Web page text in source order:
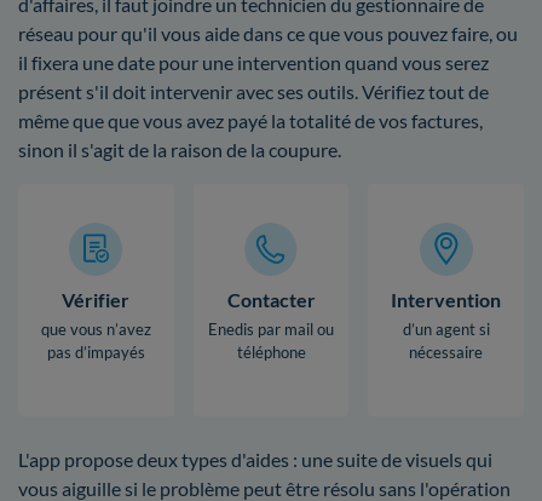
réseau pour qu'il vous aide dans ce que vous pouvez faire, ou
il fixera une date pour une intervention quand vous serez
présent s'il doit intervenir avec ses outils. Vérifiez tout de
même que que vous avez payé la totalité de vos factures,
sinon il s'agit de la raison de la coupure.
Vérifier
que vous n’avez
pas d’impayés
Contacter
Enedis par mail ou
téléphone
Intervention
d’un agent si
nécessaire
L'app propose deux types d'aides : une suite de visuels qui
vous aiguille si le problème peut être résolu sans l'opération